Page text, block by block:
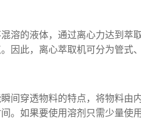
溶的液体，通过离心力达到萃
因此，离心萃取机可分为管式
间穿透物料的特点，将物料由
。如果要使用溶剂只需少量使